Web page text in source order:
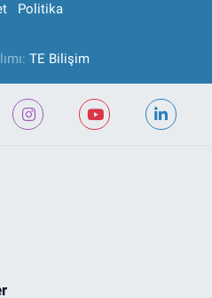
Politika
TE Bilişim